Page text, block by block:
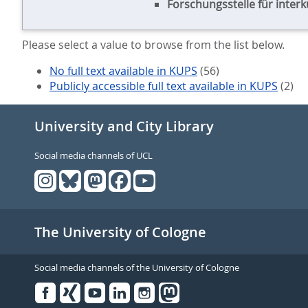
Forschungsstelle für
Please select a value to browse from the list below.
No full text available in KUPS (56)
Publicly accessible full text available in KUPS (2)
University and City Library
Social media channels of UCL
The University of Cologne
Social media channels of the University of Cologne